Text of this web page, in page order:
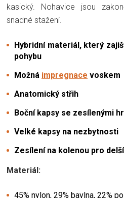
kasický. Nohavice jsou
snadné stažení.
Hybridní materiál, který
pohybu
Možná impregnace voskem
Anatomický střih
Boční kapsy se zesílenými
Velké kapsy na nezbytnosti
Zesílení na kolenou pro
Materiál:
45% nylon, 29% bavlna, 22%